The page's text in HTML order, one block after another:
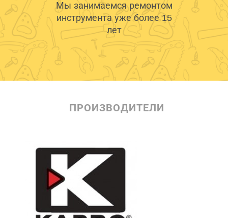
Мы занимаемся ремонтом
инструмента уже более 15
лет
ПРОИЗВОДИТЕЛИ